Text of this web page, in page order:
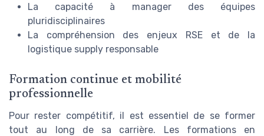
La capacité à manager des équipes
pluridisciplinaires
La compréhension des enjeux RSE et de la
logistique supply responsable
Formation continue et mobilité
professionnelle
Pour rester compétitif, il est essentiel de se former
tout au long de sa carrière. Les formations en